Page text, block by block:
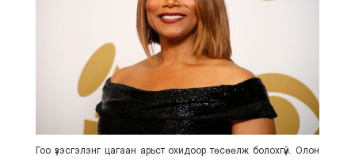
Гоо үзэсгэлэнг цагаан арьст охидоор төсөөлж болохгүй. Олон